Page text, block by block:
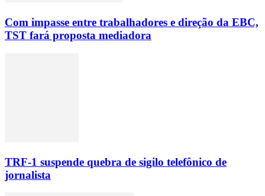
Com impasse entre trabalhadores e direção da EBC,
TST fará proposta mediadora
TRF-1 suspende quebra de sigilo telefônico de
jornalista